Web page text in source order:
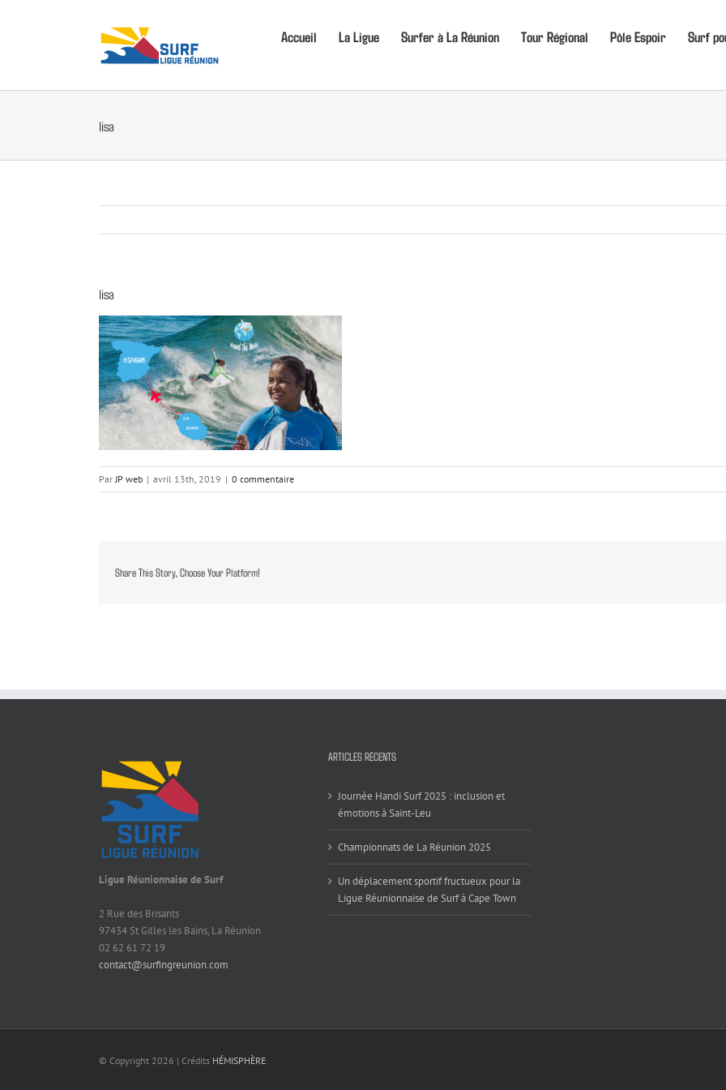
Accueil La Ligue Surfer à La Réunion Tour Régional Pôle Espoir Surf
lisa
lisa
Par JP web | avril 13th, 2019 | 0 commentaire
Share This Story, Choose Your Platform!
Ligue Réunionnaise de Surf
2 Rue des Brisants
97434 St Gilles les Bains, La Réunion
02 62 61 72 19
contact@surfingreunion.com
ARTICLES RÉCENTS
Journée Handi Surf 2025 : inclusion et
émotions à Saint-Leu
Championnats de La Réunion 2025
Un déplacement sportif fructueux pour la
Ligue Réunionnaise de Surf à Cape Town
© Copyright 2026 | Crédits HÉMISPHÈRE